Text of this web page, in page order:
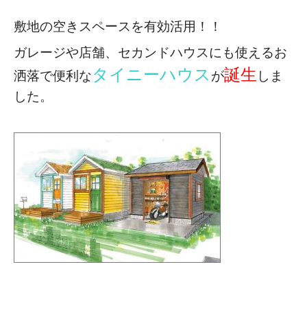
敷地の空きスペースを有効活用！！
ガレージや店舗、セカンドハウスにも使えるお
洒落で便利なタイニーハウス が誕生 しま
した。